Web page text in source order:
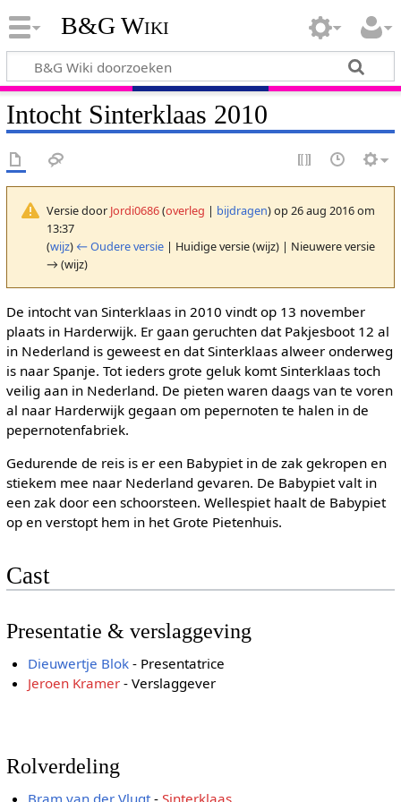
B&G Wiki
Intocht Sinterklaas 2010
Versie door Jordi0686(overleg | bijdragen)op 26 aug 2016 om
13:37
(wijz) ← Oudere versie| Huidige versie (wijz) | Nieuwere versie
→ (wijz)
De intocht van Sinterklaas in 2010 vindt op 13 november
plaats in Harderwijk. Er gaan geruchten dat Pakjesboot 12 al
in Nederland is geweest en dat Sinterklaas alweer onderweg
is naar Spanje. Tot ieders grote geluk komt Sinterklaas toch
veilig aan in Nederland. De pieten waren daags van te voren
al naar Harderwijk gegaan om pepernoten te halen in de
pepernotenfabriek.
Gedurende de reis is er een Babypiet in de zak gekropen en
stiekem mee naar Nederland gevaren. De Babypiet valt in
een zak door een schoorsteen. Wellespiet haalt de Babypiet
op en verstopt hem in het Grote Pietenhuis.
Cast
Presentatie & verslaggeving
Dieuwertje Blok - Presentatrice
Jeroen Kramer - Verslaggever
Rolverdeling
Bram van der Vlugt - Sinterklaas